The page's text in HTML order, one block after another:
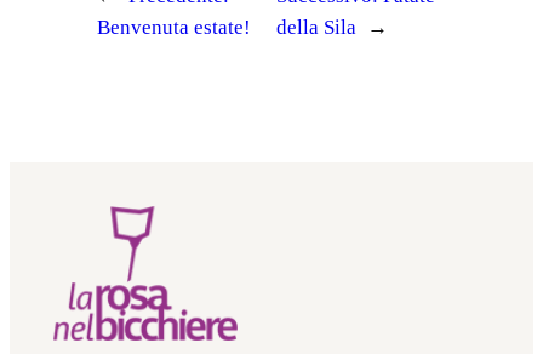
Benvenuta estate!
della Sila
→